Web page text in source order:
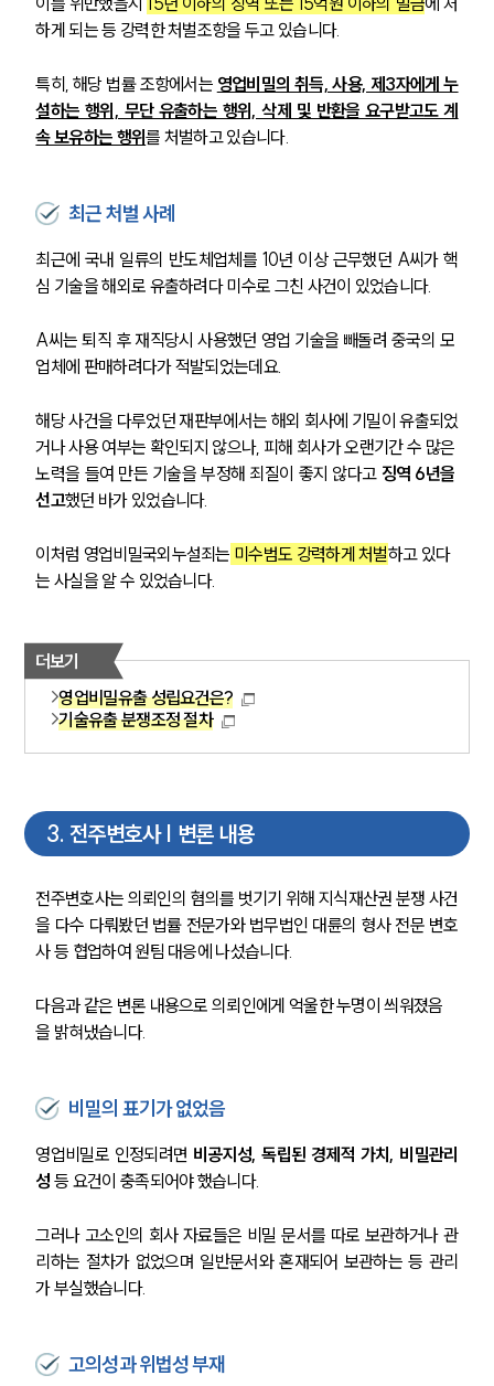
하게 되는 등 강력한 처벌조항을 두고 있습니다.
특히, 해당 법률 조항에서는 영업비밀의 취득, 사용, 제3자에게 누
설하는 행위, 무단 유출하는 행위, 삭제 및 반환을 요구받고도 계
속 보유하는 행위를 처벌하고 있습니다.
최근 처벌 사례
최근에 국내 일류의 반도체업체를 10년 이상 근무했던 A씨가 핵
심 기술을 해외로 유출하려다 미수로 그친 사건이 있었습니다.
A씨는 퇴직 후 재직당시 사용했던 영업 기술을 빼돌려 중국의 모
업체에 판매하려다가 적발되었는데요.
해당 사건을 다루었던 재판부에서는 해외 회사에 기밀이 유출되었
거나 사용 여부는 확인되지 않으나, 피해 회사가 오랜기간 수 많은
노력을 들여 만든 기술을 부정해 죄질이 좋지 않다고 징역 6년을
선고했던 바가 있었습니다.
이처럼 영업비밀국외누설죄는 미수범도 강력하게 처벌하고 있다
는 사실을 알 수 있었습니다.
더보기
영업비밀유출 성립요건은?
기술유출 분쟁조정 절차
3. 전주변호사 | 변론 내용
전주변호사는 의뢰인의 혐의를 벗기기 위해 지식재산권 분쟁 사건
을 다수 다뤄봤던 법률 전문가와 법무법인 대륜의 형사 전문 변호
사 등 협업하여 원팀 대응에 나섰습니다.
다음과 같은 변론 내용으로 의뢰인에게 억울한 누명이 씌워졌음
을 밝혀냈습니다.
비밀의 표기가 없었음
영업비밀로 인정되려면 비공지성, 독립된 경제적 가치, 비밀관리
성 등 요건이 충족되어야 했습니다.
그러나 고소인의 회사 자료들은 비밀 문서를 따로 보관하거나 관
리하는 절차가 없었으며 일반문서와 혼재되어 보관하는 등 관리
가 부실했습니다.
고의성과 위법성 부재